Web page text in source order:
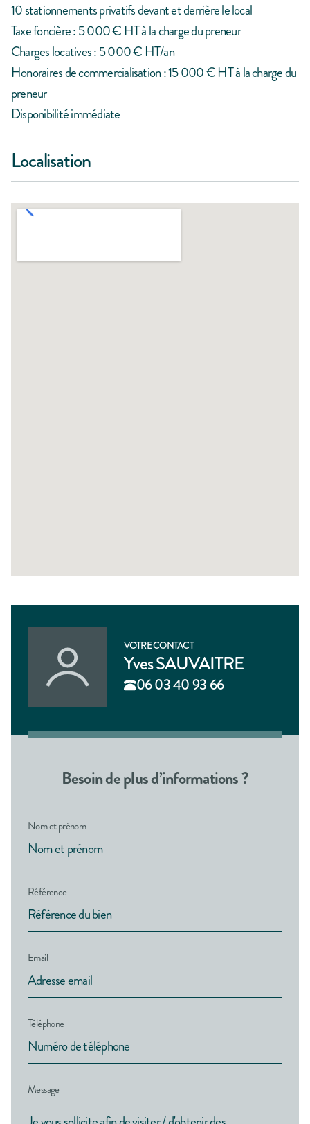
10 stationnements privatifs devant et derrière le local
Taxe foncière : 5 000 € HT à la charge du preneur
Charges locatives : 5 000 € HT/an
Honoraires de commercialisation : 15 000 € HT à la charge du
preneur
Disponibilité immédiate
Localisation
VOTRE CONTACT
Yves SAUVAITRE
06 03 40 93 66
Besoin de plus d’informations ?
Nom et prénom
Référence
Email
Téléphone
Message